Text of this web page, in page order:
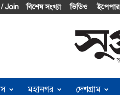
Join বিশেষ সংখ্যা ভিডিও ইপেপার
মহানগর দেশগ্রাম